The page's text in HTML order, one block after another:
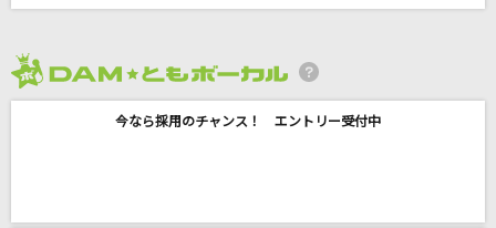
[生音]恋
Official髭男dism今なら採用のチャンス！ エントリー受付中